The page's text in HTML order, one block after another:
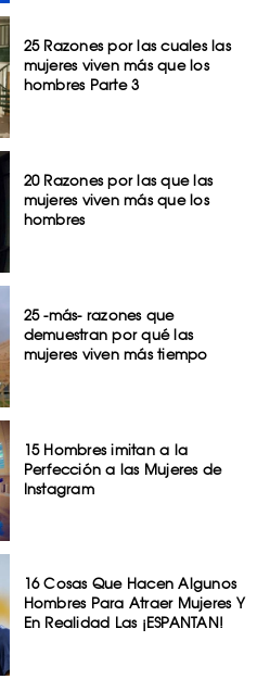
25 Razones por las cuales las
mujeres viven más que los
hombres Parte 3
20 Razones por las que las
mujeres viven más que los
hombres
25 -más- razones que
demuestran por qué las
mujeres viven más tiempo
15 Hombres imitan a la
Perfección a las Mujeres de
Instagram
16 Cosas Que Hacen Algunos
Hombres Para Atraer Mujeres Y
En Realidad Las ¡ESPANTAN!